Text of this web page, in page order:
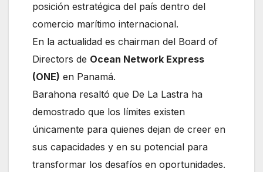
posición estratégica del país dentro del
comercio marítimo internacional.
En la actualidad es chairman del Board of
Directors de Ocean Network Express
(ONE) en Panamá.
Barahona resaltó que De La Lastra ha
demostrado que los límites existen
únicamente para quienes dejan de creer en
sus capacidades y en su potencial para
transformar los desafíos en oportunidades.